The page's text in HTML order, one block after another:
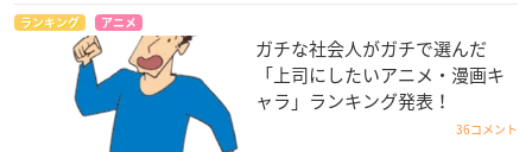
ランキング アニメ
ガチな社会人がガチで選んだ
「上司にしたいアニメ・漫画キ
ャラ」ランキング発表！
36コメント